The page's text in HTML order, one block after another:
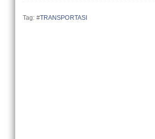
Tag: #TRANSPORTASI